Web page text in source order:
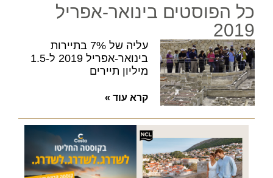
כל הפוסטים בינואר-אפריל
2019
עליה של 7% בתיירות
בינואר-אפריל 2019 ל-1.5
מיליון תיירים
קרא עוד »